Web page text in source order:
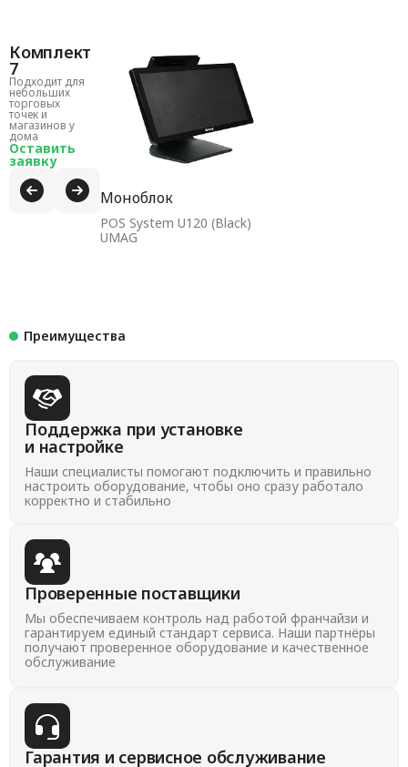
Комплект
7
Подходит для
небольших
торговых
точек и
магазинов у
дома
Оставить
заявку
Моноблок
POS System U120 (Black)
UMAG
Преимущества
Поддержка при установке
и настройке
Наши специалисты помогают подключить и правильно
настроить оборудование, чтобы оно сразу работало
корректно и стабильно
Проверенные поставщики
Мы обеспечиваем контроль над работой франчайзи и
гарантируем единый стандарт сервиса. Наши партнёры
получают проверенное оборудование и качественное
обслуживание
Гарантия и сервисное обслуживание